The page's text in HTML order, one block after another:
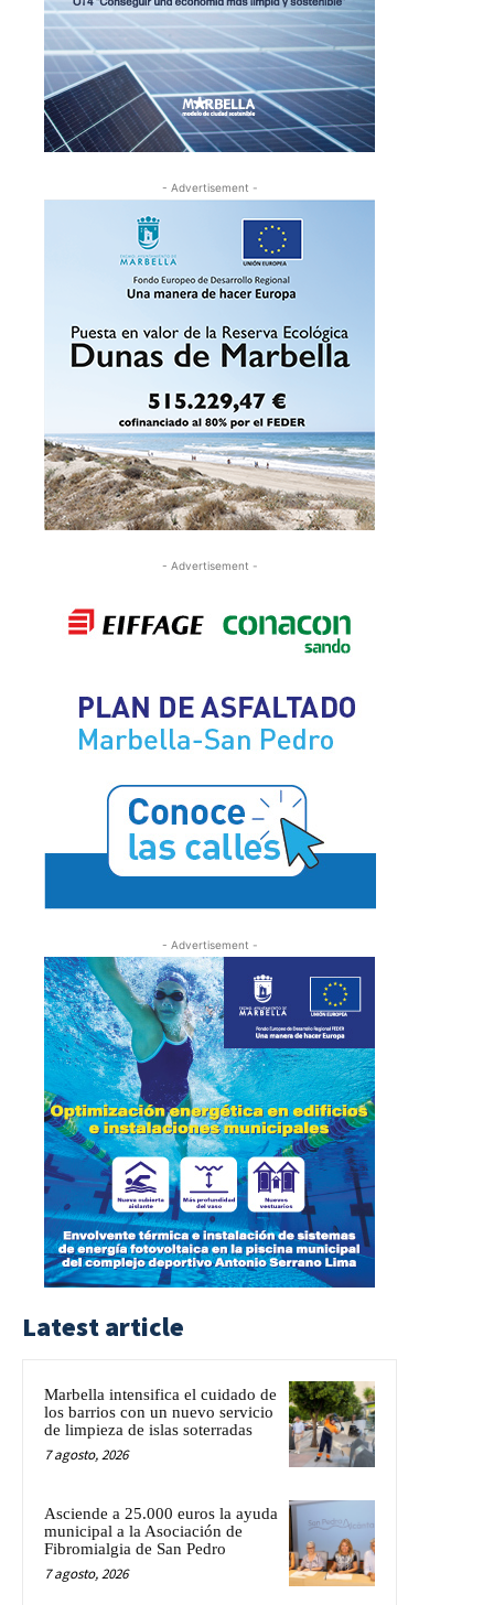
- Advertisement -
- Advertisement -
- Advertisement -
Latest article
Marbella intensifica el cuidado de
los barrios con un nuevo servicio
de limpieza de islas soterradas
7 agosto, 2026
Asciende a 25.000 euros la ayuda
municipal a la Asociación de
Fibromialgia de San Pedro
7 agosto, 2026